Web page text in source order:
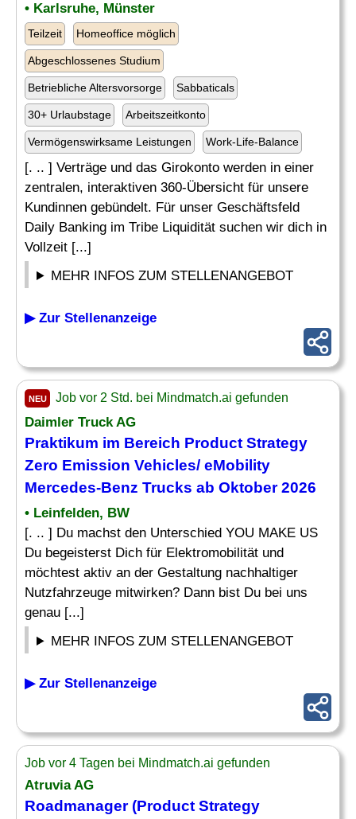
• Karlsruhe, Münster
Teilzeit Homeoffice möglich
Abgeschlossenes Studium
Betriebliche Altersvorsorge Sabbaticals
30+ Urlaubstage Arbeitszeitkonto
Vermögenswirksame Leistungen Work-Life-Balance
[. .. ] Verträge und das Girokonto werden in einer
zentralen, interaktiven 360-Übersicht für unsere
Kundinnen gebündelt. Für unser Geschäftsfeld
Daily Banking im Tribe Liquidität suchen wir dich in
Vollzeit [...]
MEHR INFOS ZUM STELLENANGEBOT
▶ Zur Stellenanzeige
NEU Job vor 2 Std. bei Mindmatch.ai gefunden
Daimler Truck AG
Praktikum im Bereich Product Strategy
Zero Emission Vehicles/ eMobility
Mercedes-Benz Trucks ab Oktober 2026
• Leinfelden, BW
[. .. ] Du machst den Unterschied YOU MAKE US
Du begeisterst Dich für Elektromobilität und
möchtest aktiv an der Gestaltung nachhaltiger
Nutzfahrzeuge mitwirken? Dann bist Du bei uns
genau [...]
MEHR INFOS ZUM STELLENANGEBOT
▶ Zur Stellenanzeige
Job vor 4 Tagen bei Mindmatch.ai gefunden
Atruvia AG
Roadmanager (Product Strategy